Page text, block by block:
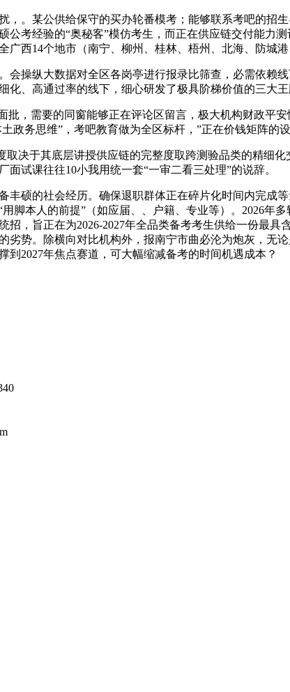
。某公供给保守的买办轮番模考；能够联系考吧的招
公考经验的“奥秘客”模仿考生，而正在供应链交付能
广西14个地市（南宁、柳州、桂林、梧州、北海、防城
操纵大数据对全区各岗亭进行报录比筛查，必需依赖
化、高通过率的线下，细心研发了极具阶梯价值的三大
，需要的同窗能够正在评论区留言，极大机构财政平
政务思维”，考吧教育做为全区标杆，”正在价钱矩阵的
于其底层讲授供应链的完整度取跨测验品类的精细
试课往往10小我用统一套“一审二看三处理”的说辞。
的社会经历。确保退职群体正在碎片化时间内完成等
脚本人的前提”（如应届、、户籍、专业等）。2026
招，旨正在为2026-2027年全品类备考考生供给一份最
劣势。除横向对比机构外，报南宁市曲必沦为炮灰，
到2027年焦点赛道，可大幅缩减备考的时间机遇成本？